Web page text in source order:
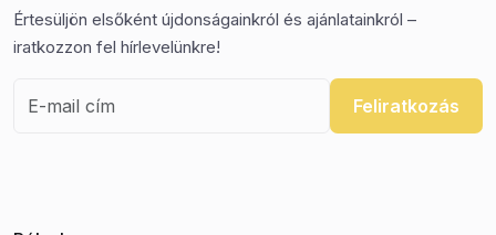
Értesüljön elsőként újdonságainkról és ajánlatainkról –
iratkozzon fel hírlevelünkre!
Feliratkozás